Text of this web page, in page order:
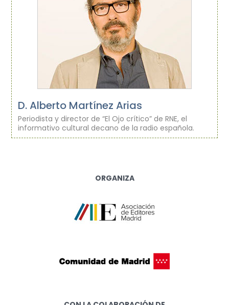
D. Alberto Martínez Arias
Periodista y director de “El Ojo crítico” de RNE, el
informativo cultural decano de la radio española.
ORGANIZA